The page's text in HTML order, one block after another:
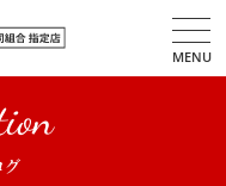
MENU
グ